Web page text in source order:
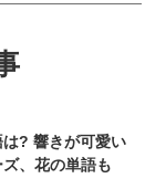
? 響きが可愛い
、花の単語も